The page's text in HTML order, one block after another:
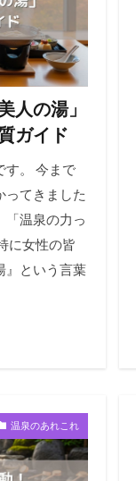
人の湯」
ガイド
す。 今まで
ってきました
「温泉の力っ
に女性の皆
』という言葉
温泉のあれこれ